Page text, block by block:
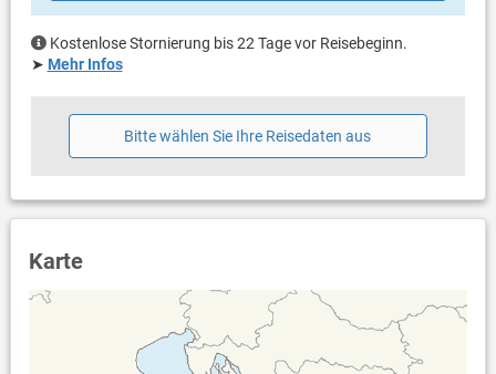
Dusche im Außenbereich
Haustier nicht erlaubt
Klimaanlage im Preis inklusive
Waschmaschine in der Unterkunft
Internet per Kabelanschluss
Kostenlose Stornierung bis 22 Tage vor Reisebeginn.
➤ Mehr Infos
Bitte wählen Sie Ihre Reisedaten aus
Karte